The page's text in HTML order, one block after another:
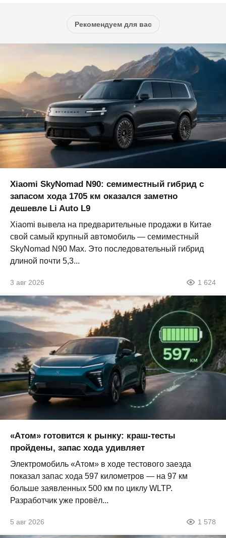
Рекомендуем для вас
Xiaomi SkyNomad N90: семиместный гибрид с
запасом хода 1705 км оказался заметно
дешевле Li Auto L9
Xiaomi вывела на предварительные продажи в Китае
свой самый крупный автомобиль — семиместный
SkyNomad N90 Max. Это последовательный гибрид
длиной почти 5,3...
3 авг 2026 1 624
«Атом» готовится к рынку: краш-тесты
пройдены, запас хода удивляет
Электромобиль «Атом» в ходе тестового заезда
показал запас хода 597 километров — на 97 км
больше заявленных 500 км по циклу WLTP.
Разработчик уже провёл...
5 авг 2026 1 578